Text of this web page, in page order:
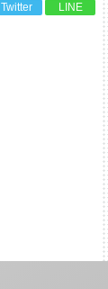
Twitter LINE